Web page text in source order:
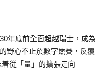
年底前全面超越瑞士，成為
野心不止於數字競賽，反覆
從「量」的擴張走向